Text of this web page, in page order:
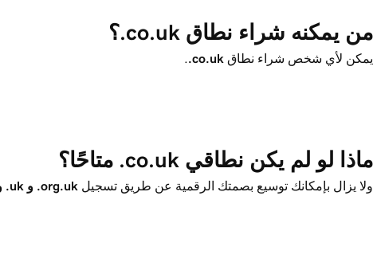
من يمكنه شراء نطاق ‎.co.uk؟
يمكن لأي شخص شراء نطاق ‎ .co.uk
ماذا لو لم يكن نطاقي ‎.co.uk متاحًا؟
ولا يزال بإمكانك توسيع بصمتك الرقمية عن طريق تسجيل ‎.org.uk و ‎.uk و